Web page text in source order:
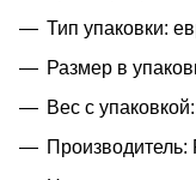
Тип упаковки:
Размер в
Вес с упаковкой:
Производитель: